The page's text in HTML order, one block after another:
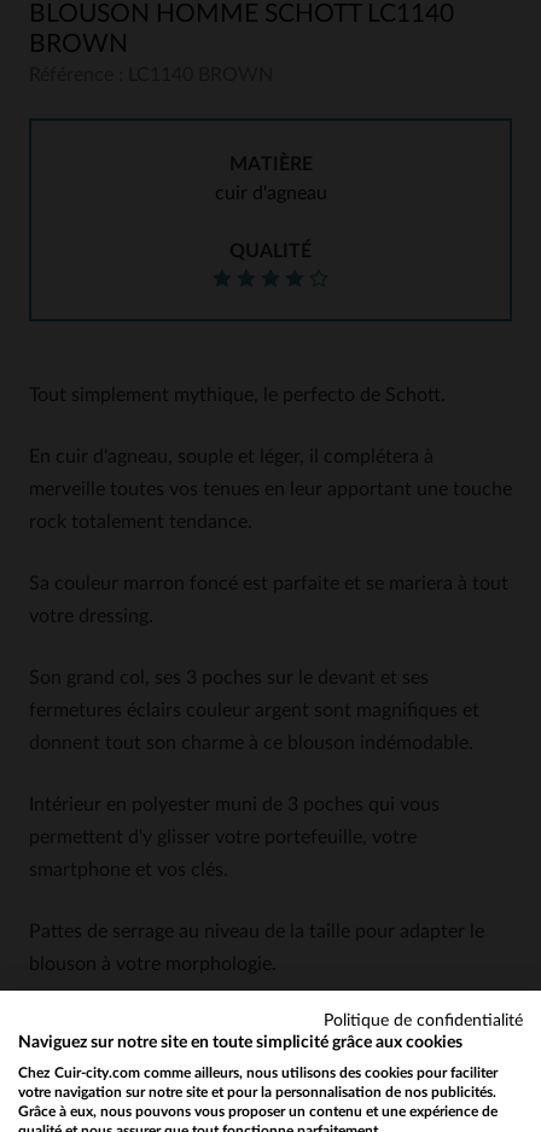
BLOUSON HOMME SCHOTT LC1140
BROWN
MATIÈRE
cuir d'agneau
QUALITÉ
Tout simplement mythique, le perfecto de Schott.
En cuir d'agneau, souple et léger, il complétera à
merveille toutes vos tenues en leur apportant une touche
rock totalement tendance.
Sa couleur marron foncé est parfaite et se mariera à tout
votre dressing.
Son grand col, ses 3 poches sur le devant et ses
fermetures éclairs couleur argent sont magnifiques et
donnent tout son charme à ce blouson indémodable.
Intérieur en polyester muni de 3 poches qui vous
permettent d'y glisser votre portefeuille, votre
smartphone et vos clés.
Pattes de serrage au niveau de la taille pour adapter le
blouson à votre morphologie.
Le perfecto est la pièce mode à avoir dans sa garderobe
tendance!
Politique de confidentialité
Naviguez sur notre site en toute simplicité grâce aux cookies
Chez Cuir-city.com comme ailleurs, nous utilisons des cookies pour faciliter
votre navigation sur notre site et pour la personnalisation de nos publicités.
Grâce à eux, nous pouvons vous proposer un contenu et une expérience de